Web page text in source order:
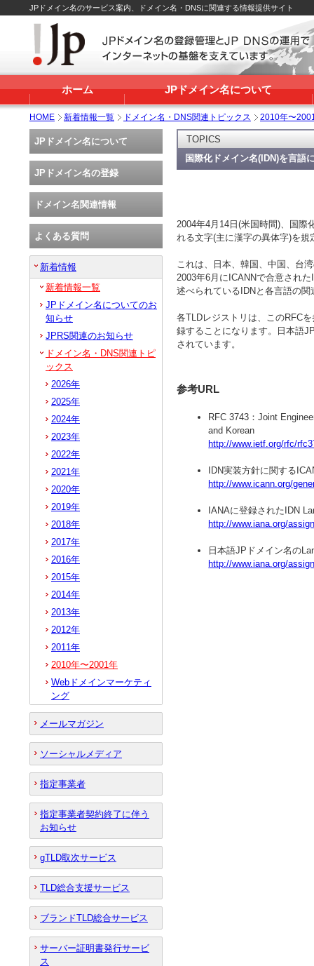
JPドメイン名のサービス案内、ドメイン名・DNSに関連する情報提供サイト
ホーム JPドメイン名について
HOME 新着情報一覧 ドメイン名・DNS関連トピックス 2010年〜
TOPICS
国際化ドメイン名(IDN)を言語
2004年4月14日(米国時間)、国際
れる文字(主に漢字の異体字)を
これは、日本、韓国、中国、台
2003年6月にICANNで合意され
述べられているIDNと各言語の
各TLDレジストリは、このRFC
録することになります。日本語
されています。
参考URL
RFC 3743：Joint
and Korean
http://www.ietf.org/rfc/
IDN実装方針に関する
http://www.icann.org/
IANAに登録されたIDN
http://www.iana.org/
日本語JPドメイン名の
http://www.iana.org/
JPドメイン名について
JPドメイン名の登録
ドメイン名関連情報
よくある質問
新着情報
新着情報一覧
JPドメイン名についてのお
知らせ
JPRS関連のお知らせ
ドメイン名・DNS関連トピ
ックス
2026年
2025年
2024年
2023年
2022年
2021年
2020年
2019年
2018年
2017年
2016年
2015年
2014年
2013年
2012年
2011年
2010年〜2001年
Webドメインマーケティ
ング
メールマガジン
ソーシャルメディア
指定事業者
指定事業者契約終了に伴う
お知らせ
gTLD取次サービス
TLD総合支援サービス
ブランドTLD総合サービス
サーバー証明書発行サービ
ス